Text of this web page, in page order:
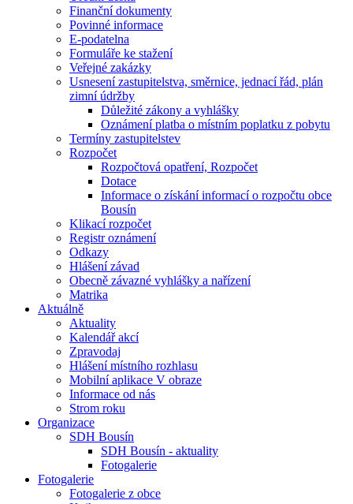
Finanční dokumenty
Povinné informace
E-podatelna
Formuláře ke stažení
Veřejné zakázky
Usnesení zastupitelstva, směrnice, jednací řád, plán
zimní údržby
Důležité zákony a vyhlášky
Oznámení platba o místním poplatku z pobytu
Termíny zastupitelstev
Rozpočet
Rozpočtová opatření, Rozpočet
Dotace
Informace o získání informací o rozpočtu obce
Bousín
Klikací rozpočet
Registr oznámení
Odkazy
Hlášení závad
Obecně závazné vyhlášky a nařízení
Matrika
Aktuálně
Aktuality
Kalendář akcí
Zpravodaj
Hlášení místního rozhlasu
Mobilní aplikace V obraze
Informace od nás
Strom roku
Organizace
SDH Bousín
SDH Bousín - aktuality
Fotogalerie
Fotogalerie
Fotogalerie z obce